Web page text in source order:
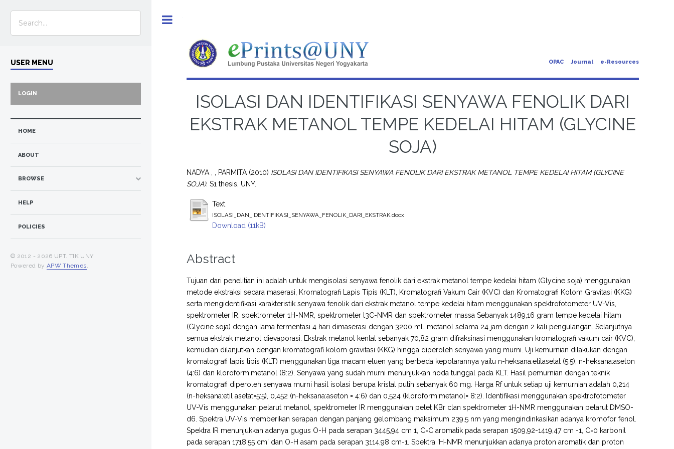
OPAC Journal e-Resources
ISOLASI DAN IDENTIFIKASI SENYAWA FENOLIK DARI
EKSTRAK METANOL TEMPE KEDELAI HITAM (GLYCINE
SOJA)
NADYA , , PARMITA (2010) ISOLASI DAN IDENTIFIKASI SENYAWA FENOLIK DARI EKSTRAK METANOL TEMPE KEDELAI HITAM (GLYCINE
SOJA). S1 thesis, UNY.
Text
ISOLASI_DAN_IDENTIFIKASI_SENYAWA_FENOLIK_DARI_EKSTRAK.docx
Download (11kB)
Abstract
Tujuan dari penelitian ini adalah untuk mengisolasi senyawa fenolik dari ekstrak metanol tempe kedelai hitam (Glycine soja) menggunakan
metode ekstraksi secara maserasi, Kromatografi Lapis Tipis (KLT), Kromatografi Vakum Cair (KVC) dan Kromatografi Kolom Gravitasi (KKG)
serta mengidentifikasi karakteristik senyawa fenolik dari ekstrak metanol tempe kedelai hitam menggunakan spektrofotometer UV-Vis,
spektrometer IR, spektrometer 1H-NMR, spektrometer l3C-NMR dan spektrometer massa Sebanyak 1489,16 gram tempe kedelai hitam
(Glycine soja) dengan lama fermentasi 4 hari dimaserasi dengan 3200 mL metanol selama 24 jam dengan 2 kali pengulangan. Selanjutnya
semua ekstrak metanol dievaporasi. Ekstrak metanol kental sebanyak 70,82 gram difraksinasi menggunakan kromatografi vakum cair (KVC),
kemudian dilanjutkan dengan kromatografi kolom gravitasi (KKG) hingga diperoleh senyawa yang murni. Uji kemurnian dilakukan dengan
kromatografi lapis tipis (KLT) menggunakan tiga macam eluen yang berbeda kepolarannya yaitu n-heksana:etilasetat (5:5), n-heksana:aseton
(4:6) dan kloroform:metanol (8:2). Senyawa yang sudah murni menunjukkan noda tunggal pada KLT. Hasil pemurnian dengan teknik
kromatografi diperoleh senyawa murni hasil isolasi berupa kristal putih sebanyak 60 mg. Harga Rf untuk setiap uji kemurnian adalah 0,214
(n-heksana:etil asetat=5:5), 0,452 (n-heksana:aseton = 4:6) dan 0,524 (kloroform:metanol= 8:2). Identifikasi menggunakan spektrofotometer
UV-Vis menggunakan pelarut metanol, spektrometer IR menggunakan pelet KBr clan spektrometer 1H-NMR menggunakan pelarut DMSO-
d6. Spektra UV-Vis memberikan serapan dengan panjang gelombang maksimum 239,5 nm yang mengindinkasikan adanya kromofor fenol.
Spektra IR menunjukkan adanya gugus O-H pada serapan 3445,94 cm 1, C=C aromatik pada serapan 1509,92-1419,47 cm -1, C=0 karbonil
pada serapan 1718,55 cm' dan O-H asam pada serapan 3114,98 cm-1. Spektra 'H-NMR menunjukkan adanya proton aromatik dan proton
USER MENU
LOGIN
HOME
ABOUT
BROWSE
HELP
POLICIES
© 2012 - 2026 UPT. TIK UNY
Powered by APW Themes